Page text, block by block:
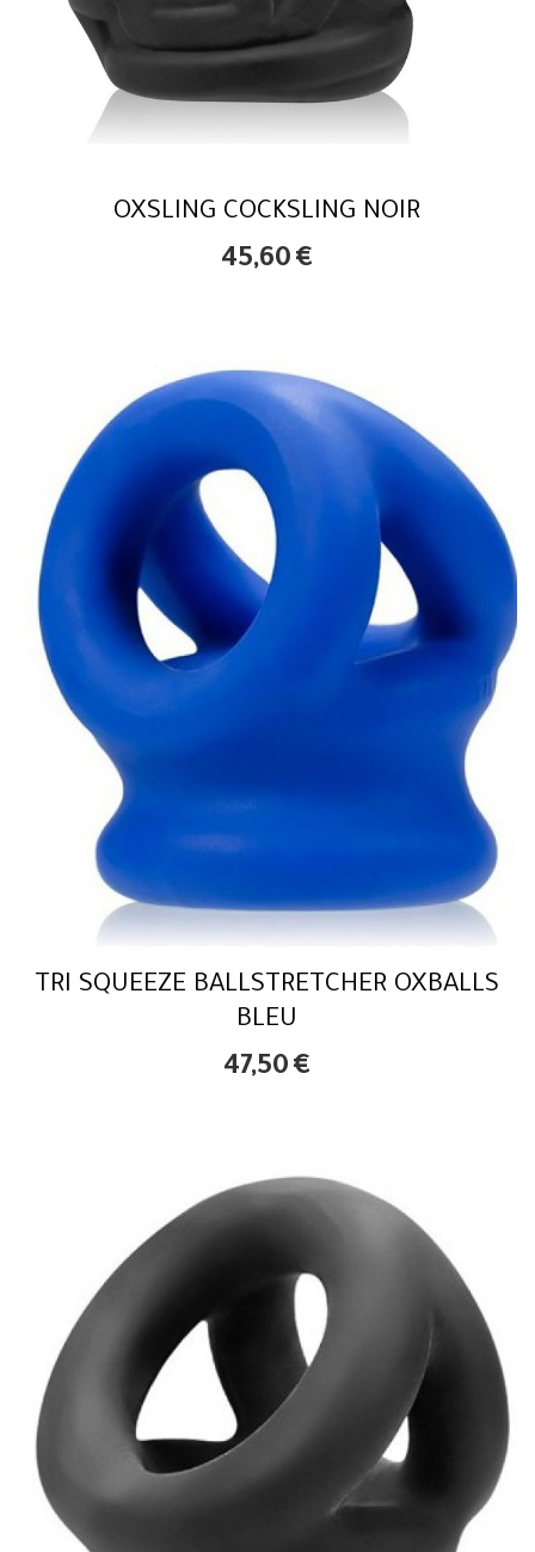
OXSLING COCKSLING NOIR
45,60 €
TRI SQUEEZE BALLSTRETCHER OXBALLS
BLEU
47,50 €